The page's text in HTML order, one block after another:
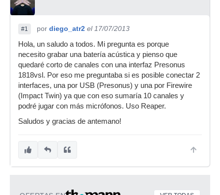
#1 por diego_atr2 el 17/07/2013
Hola, un saludo a todos. Mi pregunta es porque
necesito grabar una batería acústica y pienso que
quedaré corto de canales con una interfaz Presonus
1818vsl. Por eso me preguntaba si es posible conectar 2
interfaces, una por USB (Presonus) y una por Firewire
(Impact Twin) ya que con eso sumaría 10 canales y
podré jugar con más micrófonos. Uso Reaper.
Saludos y gracias de antemano!